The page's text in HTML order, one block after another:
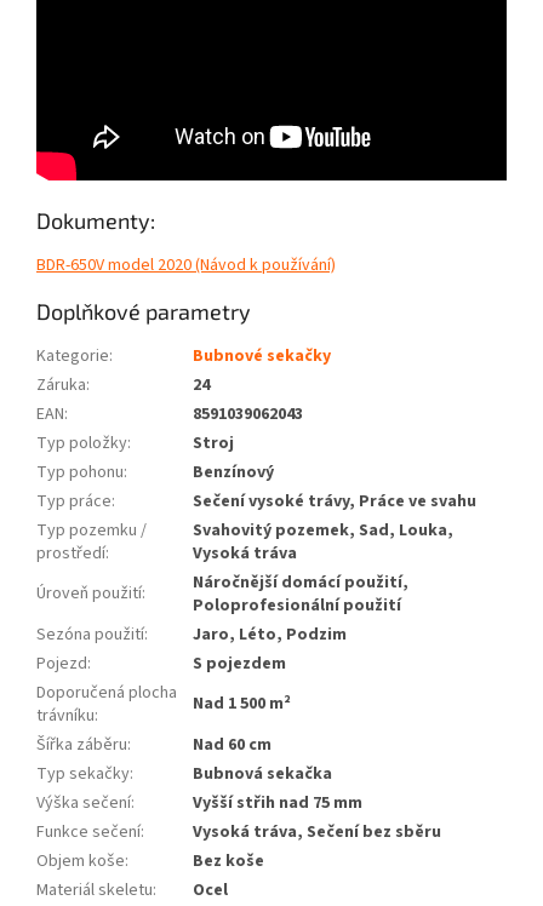
Dokumenty:
BDR-650V model 2020 (Návod k používání)
Doplňkové parametry
Kategorie:
Bubnové sekačky
Záruka:
24
EAN:
8591039062043
Typ položky:
Stroj
Typ pohonu:
Benzínový
Typ práce:
Sečení vysoké trávy, Práce ve svahu
Typ pozemku /
prostředí:
Svahovitý pozemek, Sad, Louka,
Vysoká tráva
Úroveň použití:
Náročnější domácí použití,
Poloprofesionální použití
Sezóna použití:
Jaro, Léto, Podzim
Pojezd:
S pojezdem
Doporučená plocha
trávníku:
Nad 1 500 m²
Šířka záběru:
Nad 60 cm
Typ sekačky:
Bubnová sekačka
Výška sečení:
Vyšší střih nad 75 mm
Funkce sečení:
Vysoká tráva, Sečení bez sběru
Objem koše:
Bez koše
Materiál skeletu:
Ocel